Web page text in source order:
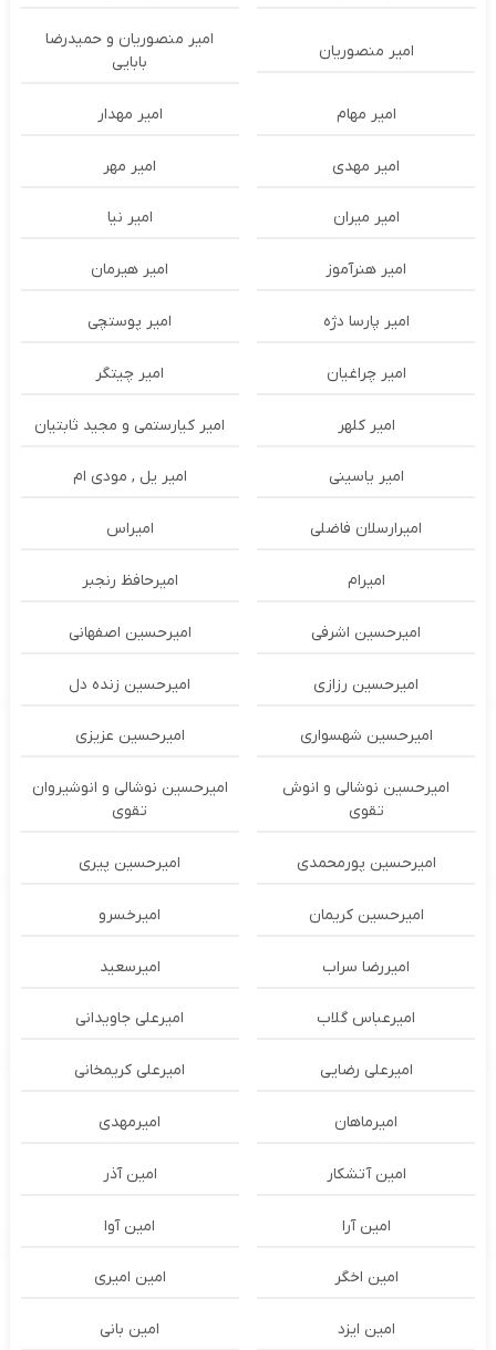
امیر منصوریان
امیر منصوریان و حمیدرضا
بابایی
امیر مهام امیر مهدار
امیر مهدی امیر مهر
امیر میران امیر نیا
امیر هنرآموز امیر هیرمان
امیر پارسا دژه امیر پوستچی
امیر چراغیان امیر چیتگر
امیر کلهر امیر کیارستمی و مجید ثابتیان
امیر یاسینی امیر یل , مودی ام
امیرارسلان فاضلی امیراس
امیرام امیرحافظ رنجبر
امیرحسین اشرفی امیرحسین اصفهانی
امیرحسین رزازی امیرحسین زنده دل
امیرحسین شهسواری امیرحسین عزیزی
امیرحسین نوشالی و انوش
تقوی
امیرحسین نوشالی و انوشیروان
تقوی
امیرحسین پورمحمدی امیرحسین پیری
امیرحسین کریمان امیرخسرو
امیررضا سراب امیرسعید
امیرعباس گلاب امیرعلی جاویدانی
امیرعلی رضایی امیرعلی کریمخانی
امیرماهان امیرمهدی
امین آتشکار امین آذر
امین آرا امین آوا
امین اخگر امین امیری
امین ایزد امین بانی